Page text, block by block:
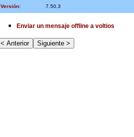
Versión:
7.50.3
Enviar un mensaje offline a voltios